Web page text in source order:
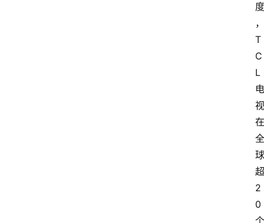
度
，
T
C
L
电
视
在
全
球
超
2
0
个